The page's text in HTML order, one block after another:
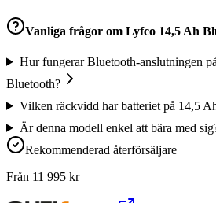
Vanliga frågor om Lyfco 14,5 Ah
Hur fungerar Bluetooth-anslutningen
Bluetooth?
Vilken räckvidd har batteriet på 14,5
Är denna modell enkel att bära med
Rekommenderad återförsäljare
Från 11 995 kr